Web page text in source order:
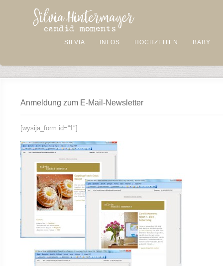
SILVIA INFOS HOCHZEITEN BABY
Anmeldung zum E-Mail-Newsletter
[wysija_form id=“1″]